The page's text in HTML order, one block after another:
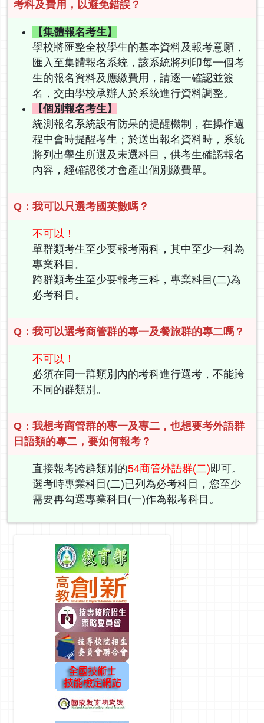
考科及費用，以避免錯誤？
【集體報名考生】
學校將匯整全校學生的基本資料及報考意願，
匯入至集體報名系統，該系統將列印每一個考
生的報名資料及應繳費用，請逐一確認並簽
名，交由學校承辦人於系統進行資料調整。
【個別報名考生】
統測報名系統設有防呆的提醒機制，在操作過
程中會時提醒考生；於送出報名資料時，系統
將列出學生所選及未選科目，供考生確認報名
內容，經確認後才會產出個別繳費單。
Q：我可以只選考國英數嗎？
不可以！
單群類考生至少要報考兩科，其中至少一科為
專業科目。
跨群類考生至少要報考三科，專業科目(二)為
必考科目。
Q：我可以選考商管群的專一及餐旅群的專二嗎？
不可以！
必須在同一群類別內的考科進行選考，不能跨
不同的群類別。
Q：我想考商管群的專一及專二，也想要考外語群
日語類的專二，要如何報考？
直接報考跨群類別的54商管外語群(二)即可。
選考時專業科目(二)已列為必考科目，您至少
需要再勾選專業科目(一)作為報考科目。